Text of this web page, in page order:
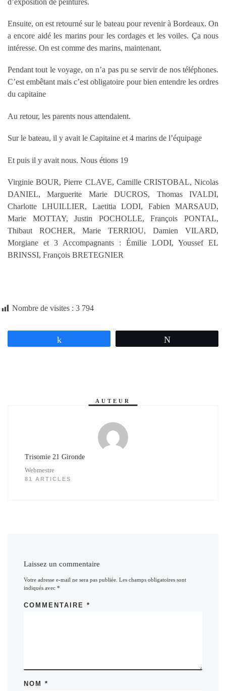
Ensuite, on est retourné sur le bateau pour revenir à Bordeaux. On
a encore aidé les marins pour les cordages et les voiles. Ça nous
intéresse. On est comme des marins, maintenant.
Pendant tout le voyage, on n’a pas pu se servir de nos téléphones.
C’est embêtant mais c’est obligatoire pour bien entendre les ordres
du capitaine
Au retour, les parents nous attendaient.
Sur le bateau, il y avait le Capitaine et 4 marins de l’équipage
Et puis il y avait nous. Nous étions 19
Virginie BOUR, Pierre CLAVE, Camille CRISTOBAL, Nicolas
DANIEL, Marguerite Marie DUCROS, Thomas IVALDI,
Charlotte LHUILLIER, Laetitia LODI, Fabien MARSAUD,
Marie MOTTAY, Justin POCHOLLE, François PONTAL,
Thibaut ROCHER, Marie TERRIOU, Damien VILARD,
Morgiane et 3 Accompagnants : Émilie LODI, Youssef EL
BRINSSI, François BRETEGNIER
Nombre de visites : 3 794
AUTEUR
Trisomie 21 Gironde
Webmestre
81 ARTICLES
Laissez un commentaire
Votre adresse e-mail ne sera pas publiée. Les champs obligatoires sont
indiqués avec*
COMMENTAIRE*
NOM*